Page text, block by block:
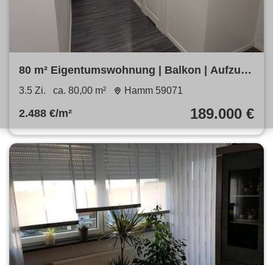
80 m² Eigentumswohnung | Balkon | Aufzug |
Provisionsfrei
3.5 Zi. ca. 80,00 m² Hamm 59071
2.488 €/m² 189.000 €